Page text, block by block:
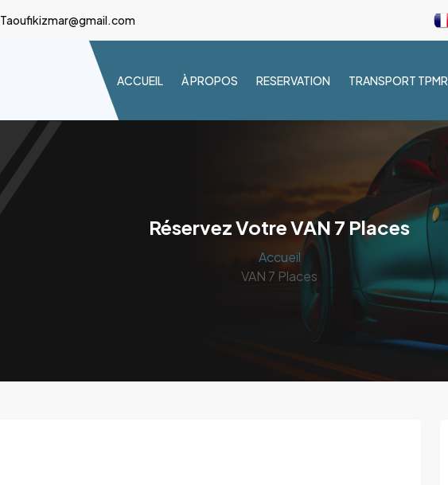
Taoufikizmar@gmail.com
ACCUEIL À PROPOS RESERVATION TRANSPORT TPMR
Réservez Votre VAN 7 Places
Accueil
VAN 7 Places